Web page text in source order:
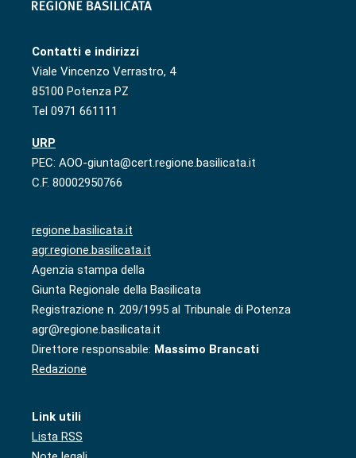
Contatti e indirizzi
Viale Vincenzo Verrastro, 4
85100 Potenza PZ
Tel 0971 661111
URP
PEC: AOO-giunta@cert.regione.basilicata.it
C.F. 80002950766
regione.basilicata.it
agr.regione.basilicata.it
Agenzia stampa della
Giunta Regionale della Basilicata
Registrazione n. 209/1995 al Tribunale di Potenza
agr@regione.basilicata.it
Direttore responsabile: Massimo Brancati
Redazione
Link utili
Lista RSS